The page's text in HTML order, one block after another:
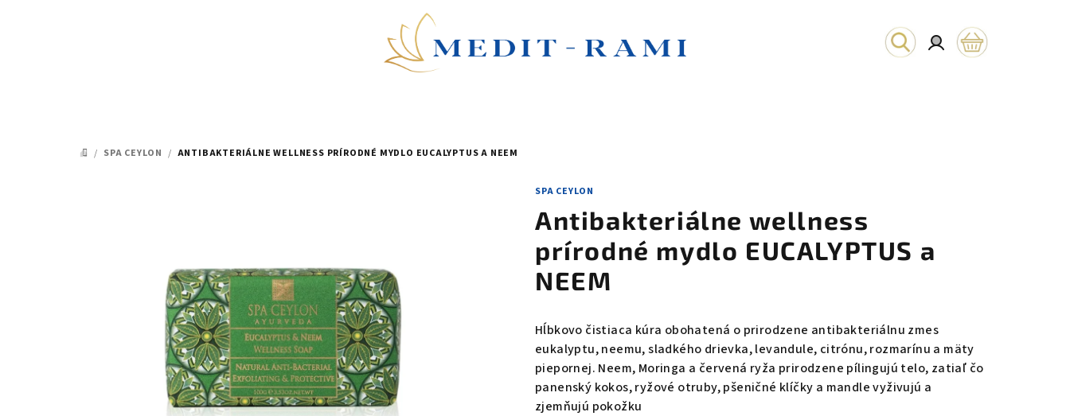
DOMOV
/ SPA CEYLON / ANTIBAKTERIÁLNE WELLNESS PRÍRODNÉ MYDLO EUCALYPTUS A NEEM
SPA CEYLON
Antibakteriálne wellness
prírodné mydlo EUCALYPTUS a
NEEM
Hĺbkovo čistiaca kúra obohatená o prirodzene antibakteriálnu zmes
eukalyptu, neemu, sladkého drievka, levandule, citrónu, rozmarínu a mäty
piepornej. Neem, Moringa a červená ryža prirodzene pílingujú telo, zatiaľ čo
panenský kokos, ryžové otruby, pšeničné klíčky a mandle vyživujú a
zjemňujú pokožku